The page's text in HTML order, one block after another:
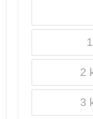
1
2
3